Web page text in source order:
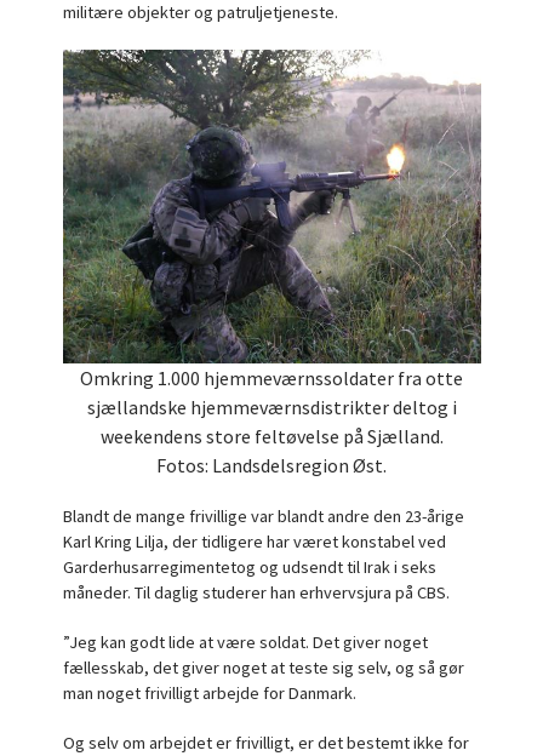
militære objekter og patruljetjeneste.
Omkring 1.000 hjemmeværnssoldater fra otte
sjællandske hjemmeværnsdistrikter deltog i
weekendens store feltøvelse på Sjælland.
Fotos: Landsdelsregion Øst.
Blandt de mange frivillige var blandt andre den 23-årige
Karl Kring Lilja, der tidligere har været konstabel ved
Garderhusarregimentetog og udsendt til Irak i seks
måneder. Til daglig studerer han erhvervsjura på CBS.
”Jeg kan godt lide at være soldat. Det giver noget
fællesskab, det giver noget at teste sig selv, og så gør
man noget frivilligt arbejde for Danmark.
Og selv om arbejdet er frivilligt, er det bestemt ikke for